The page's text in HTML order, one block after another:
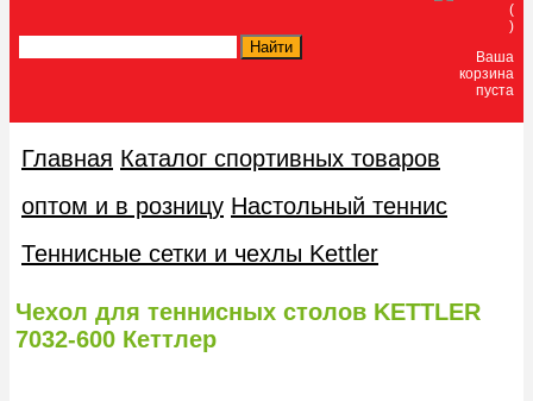
(
)
Ваша
корзина
пуста
Главная Каталог спортивных товаров
оптом и в розницу Настольный теннис
Теннисные сетки и чехлы Kettler
Чехол для теннисных столов KETTLER
7032-600 Кеттлер